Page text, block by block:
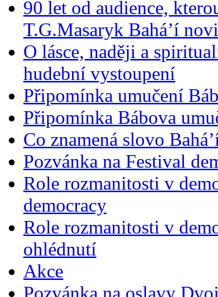
90 let od audience,
T.G.Masaryk Bahá’í
O lásce, naději a
hudební vystoupení
Připomínka umučení
Připomínka Bábova
Co znamená slovo
Pozvánka na Festival
Role rozmanitosti v
democracy
Role rozmanitosti v
ohlédnutí
Akce